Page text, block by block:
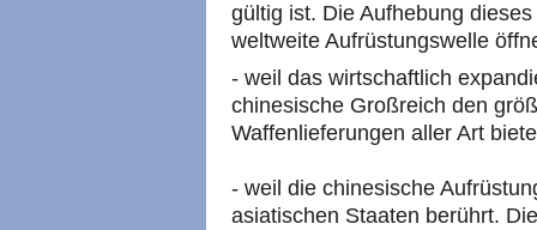
gültig ist. Die Aufhebung
weltweite Aufrüstungswelle
- weil das wirtschaftlich
chinesische Großreich den
Waffenlieferungen aller Art
- weil die chinesische
asiatischen Staaten berührt.